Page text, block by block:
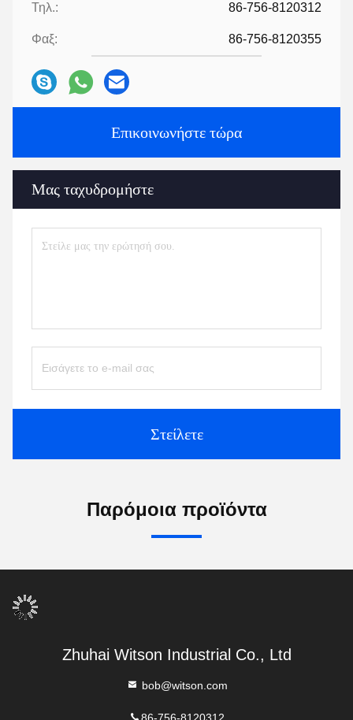
Τηλ.: 86-756-8120312
Φαξ: 86-756-8120355
Επικοινωνήστε τώρα
Μας ταχυδρομήστε
Στείλετε
Παρόμοια προϊόντα
Zhuhai Witson Industrial Co., Ltd
bob@witson.com